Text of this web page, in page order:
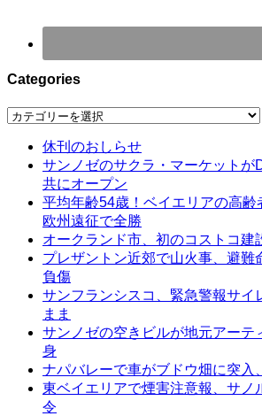
Categories
Categories
休刊のおしらせ
サンノゼのサクラ・マーケットが
共にオープン
平均年齢54歳！ベイエリアの高齢
欧州遠征で全勝
オークランド市、初のコストコ建
プレザントン近郊で山火事、避難
負傷
サンフランシスコ、緊急警報サイ
まま
サンノゼの空きビルが地元アーテ
身
ナパバレーで車がブドウ畑に突入
東ベイエリアで煙害注意報、サノ
令